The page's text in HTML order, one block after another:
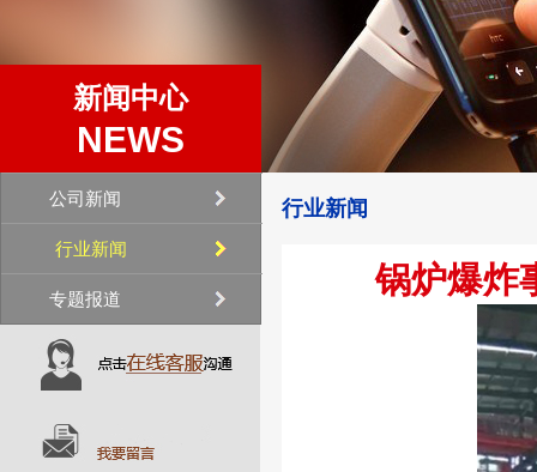
新闻中心
NEWS
公司新闻
行业新闻
专题报道
行业新闻
锅炉爆炸